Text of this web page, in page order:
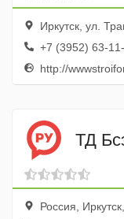
Иркутск, ул.
+7 (3952) 63-11-
http://
ТД
Россия,